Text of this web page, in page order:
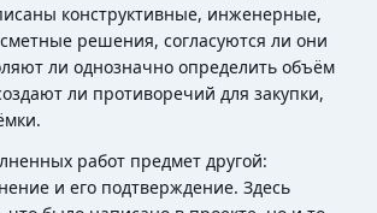
конструктивные, инженерные,
решения, согласуются ли они
ли однозначно определить объём
ли противоречий для закупки,
работ предмет другой:
и его подтверждение. Здесь